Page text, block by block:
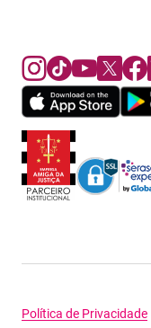
Política de Privacidade